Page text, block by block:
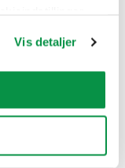
Vis detaljer
også
radialt